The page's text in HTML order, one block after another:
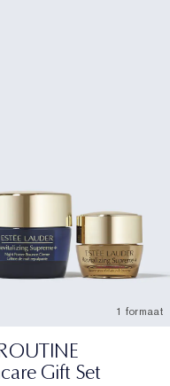
1 formaat
Gift Set